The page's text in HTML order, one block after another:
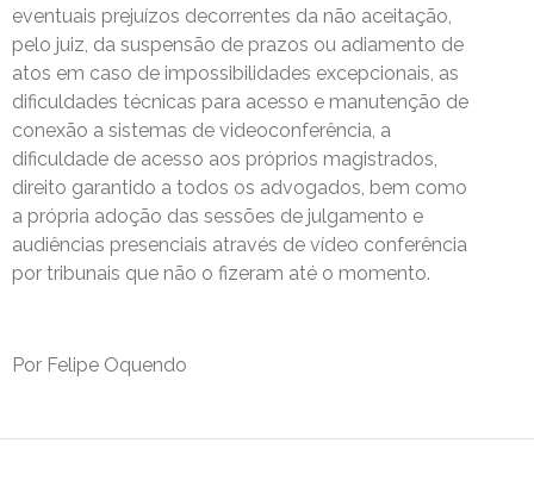
eventuais prejuízos decorrentes da não aceitação,
pelo juiz, da suspensão de prazos ou adiamento de
atos em caso de impossibilidades excepcionais, as
dificuldades técnicas para acesso e manutenção de
conexão a sistemas de videoconferência, a
dificuldade de acesso aos próprios magistrados,
direito garantido a todos os advogados, bem como
a própria adoção das sessões de julgamento e
audiências presenciais através de vídeo conferência
por tribunais que não o fizeram até o momento.
Por Felipe Oquendo